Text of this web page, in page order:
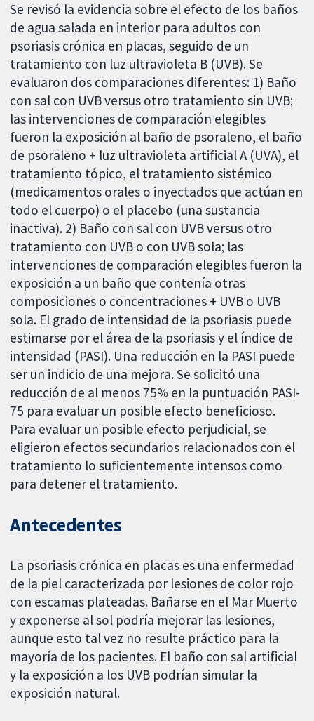
Se revisó la evidencia sobre el efecto de los baños
de agua salada en interior para adultos con
psoriasis crónica en placas, seguido de un
tratamiento con luz ultravioleta B (UVB). Se
evaluaron dos comparaciones diferentes: 1) Baño
con sal con UVB versus otro tratamiento sin UVB;
las intervenciones de comparación elegibles
fueron la exposición al baño de psoraleno, el baño
de psoraleno + luz ultravioleta artificial A (UVA), el
tratamiento tópico, el tratamiento sistémico
(medicamentos orales o inyectados que actúan en
todo el cuerpo) o el placebo (una sustancia
inactiva). 2) Baño con sal con UVB versus otro
tratamiento con UVB o con UVB sola; las
intervenciones de comparación elegibles fueron la
exposición a un baño que contenía otras
composiciones o concentraciones + UVB o UVB
sola. El grado de intensidad de la psoriasis puede
estimarse por el área de la psoriasis y el índice de
intensidad (PASI). Una reducción en la PASI puede
ser un indicio de una mejora. Se solicitó una
reducción de al menos 75% en la puntuación PASI-
75 para evaluar un posible efecto beneficioso.
Para evaluar un posible efecto perjudicial, se
eligieron efectos secundarios relacionados con el
tratamiento lo suficientemente intensos como
para detener el tratamiento.
Antecedentes
La psoriasis crónica en placas es una enfermedad
de la piel caracterizada por lesiones de color rojo
con escamas plateadas. Bañarse en el Mar Muerto
y exponerse al sol podría mejorar las lesiones,
aunque esto tal vez no resulte práctico para la
mayoría de los pacientes. El baño con sal artificial
y la exposición a los UVB podrían simular la
exposición natural.